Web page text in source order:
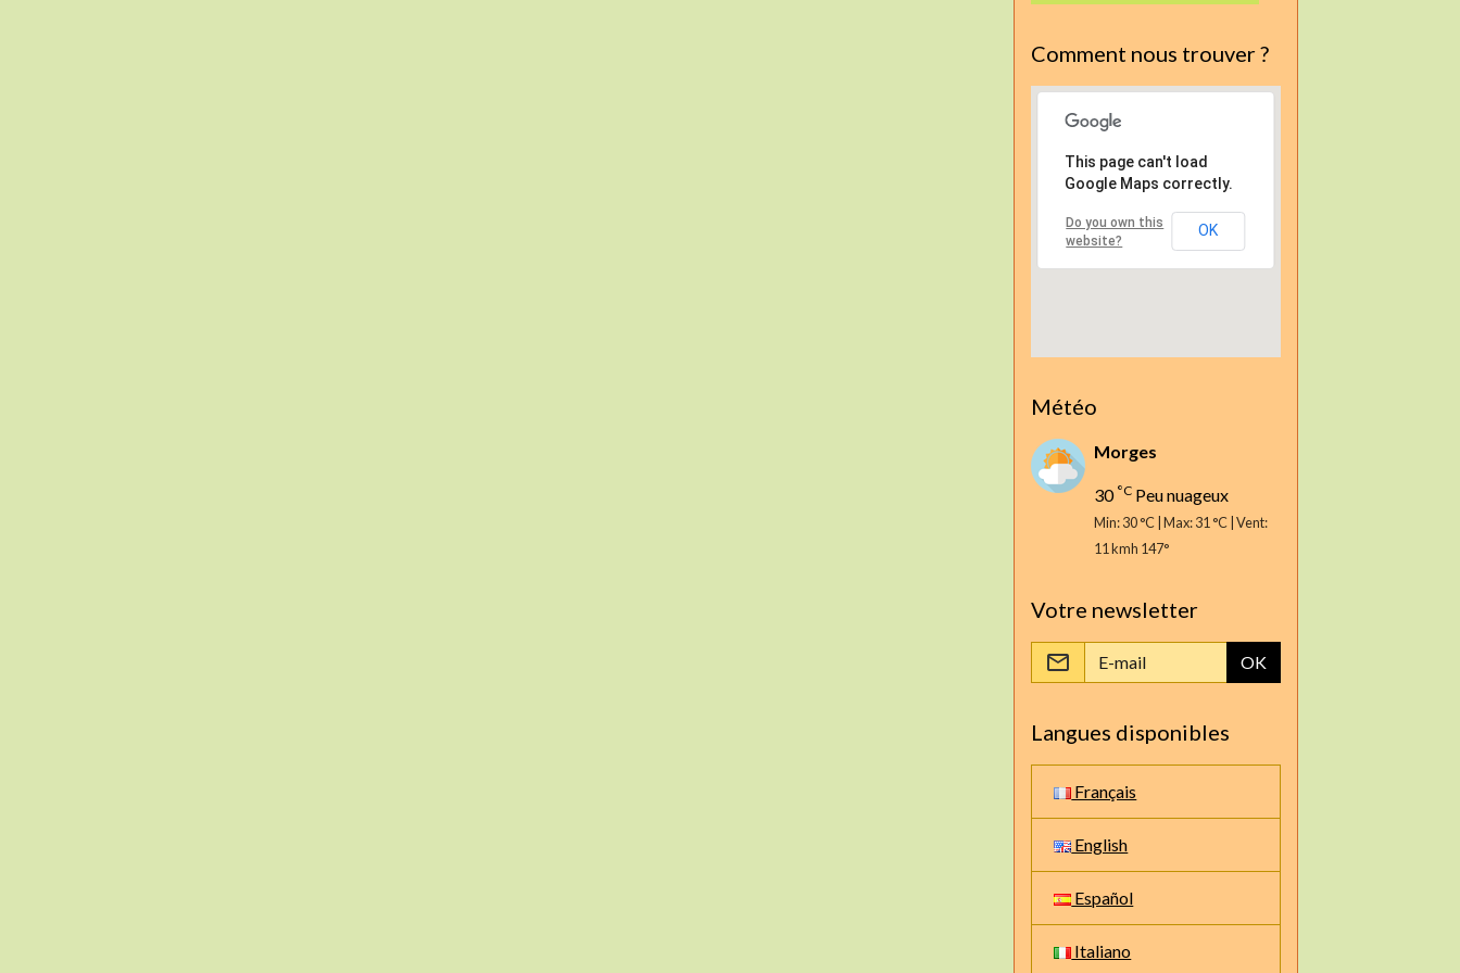
Comment nous trouver ?
This page can't load
Google Maps correctly.
Do you own this
website?
OK
Météo
Morges
30 °C Peu nuageux
Min: 30 °C | Max: 31 °C | Vent:
11 kmh 147°
Votre newsletter
OK
Langues disponibles
Français
English
Español
Italiano